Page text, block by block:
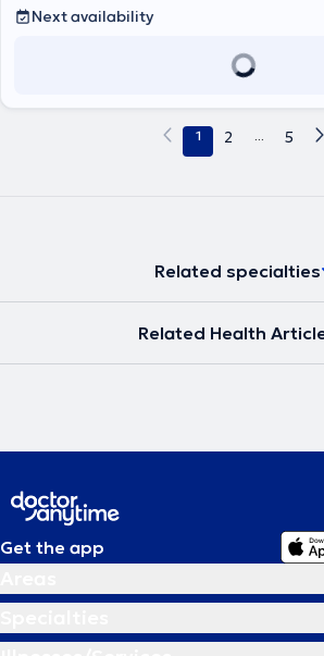
Next availability
1 2 ... 5
Related specialties
Related Health
Get the app